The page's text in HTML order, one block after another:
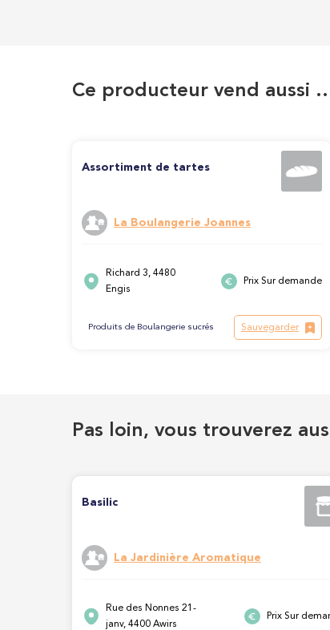
Ce producteur vend aussi
Assortiment de tartes
La Boulangerie Joannes
Richard 3, 4480
Engis
Prix Sur demande
Produits de Boulangerie sucrés Sauvegarder
Pas loin, vous trouverez
Basilic
La Jardinière Aromatique
Rue des Nonnes 21-
janv, 4400 Awirs
Prix Sur